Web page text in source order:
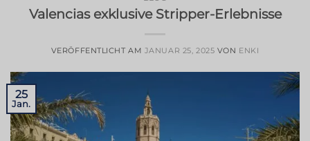
Valencias exklusive Stripper-Erlebnisse
VERÖFFENTLICHT AM JANUAR 25, 2025 VON ENKI
25
Jan.